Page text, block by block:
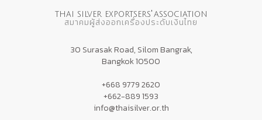
THAI SILVER EXPORTSERS' ASSOCIATION
สมาคมผู้ส่งออกเครื่องประดับเงินไทย
30 Surasak Road, Silom Bangrak,
Bangkok 10500
+668 9779 2620
+662-889 1593
info@thaisilver.or.th